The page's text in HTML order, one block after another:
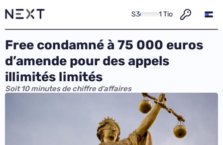
S3 1 Tio
Free condamné à 75 000 euros
d’amende pour des appels
illimités limités
Soit 10 minutes de chiffre d'affaires